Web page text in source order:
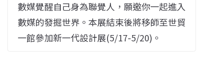
數媒覺醒自己身為聯覺人，願邀你一起進入
數媒的發掘世界。本展結束後將移師至世貿
一館參加新一代設計展(5/17-5/20)。